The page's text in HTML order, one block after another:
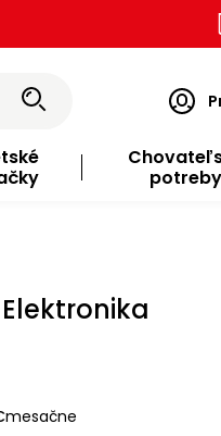
potreby
Elektronika
mesačne